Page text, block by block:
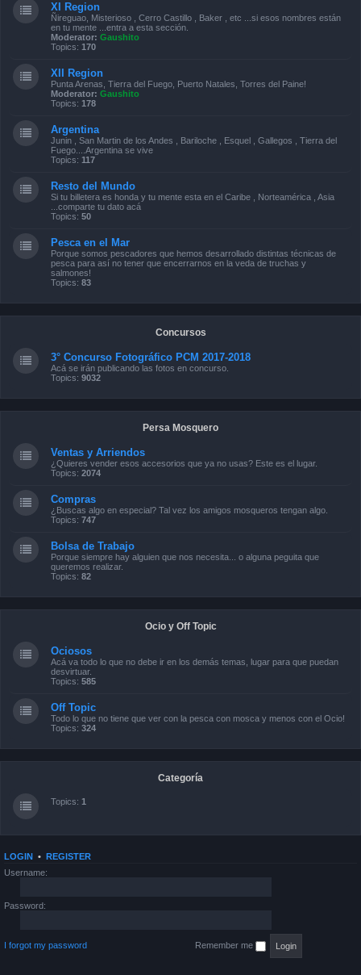
XI Region
Ñireguao, Misterioso , Cerro Castillo , Baker , etc ...si esos nombres están
en tu mente ...entra a esta sección.
Moderator: Gaushito
Topics: 170
XII Region
Punta Arenas, Tierra del Fuego, Puerto Natales, Torres del Paine!
Moderator: Gaushito
Topics: 178
Argentina
Junin , San Martin de los Andes , Bariloche , Esquel , Gallegos , Tierra del
Fuego....Argentina se vive
Topics: 117
Resto del Mundo
Si tu billetera es honda y tu mente esta en el Caribe , Norteamérica , Asia
...comparte tu dato acá
Topics: 50
Pesca en el Mar
Porque somos pescadores que hemos desarrollado distintas técnicas de
pesca para así no tener que encerrarnos en la veda de truchas y
salmones!
Topics: 83
Concursos
3° Concurso Fotográfico PCM 2017-2018
Acá se irán publicando las fotos en concurso.
Topics: 9032
Persa Mosquero
Ventas y Arriendos
¿Quieres vender esos accesorios que ya no usas? Este es el lugar.
Topics: 2074
Compras
¿Buscas algo en especial? Tal vez los amigos mosqueros tengan algo.
Topics: 747
Bolsa de Trabajo
Porque siempre hay alguien que nos necesita... o alguna peguita que
queremos realizar.
Topics: 82
Ocio y Off Topic
Ociosos
Acá va todo lo que no debe ir en los demás temas, lugar para que puedan
desvirtuar.
Topics: 585
Off Topic
Todo lo que no tiene que ver con la pesca con mosca y menos con el Ocio!
Topics: 324
Categoría
Topics: 1
LOGIN • REGISTER
Username:
Password:
I forgot my password Remember me